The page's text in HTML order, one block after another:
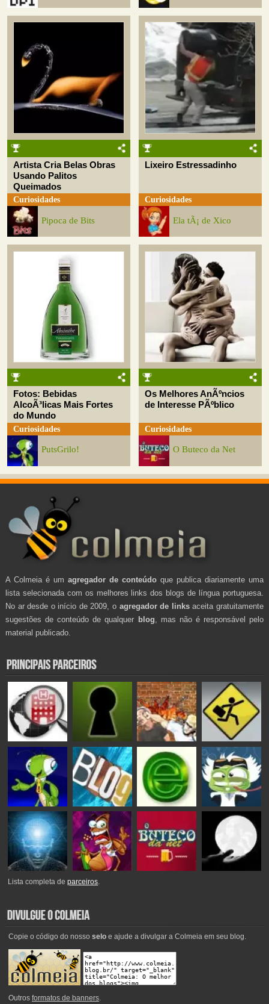
Artista Cria Belas Obras
Usando Palitos
Queimados
Curiosidades
Pipoca de Bits
Lixeiro Estressadinho
Curiosidades
Ela tÃ¡ de Xico
Fotos: Bebidas
AlcoÃ³licas Mais Fortes
do Mundo
Curiosidades
PutsGrilo!
Os Melhores AnÃºncios
de Interesse PÃºblico
Curiosidades
O Buteco da Net
A Colmeia é um agregador de conteúdo que publica diariamente uma
lista selecionada com os melhores links dos blogs de língua portuguesa.
No ar desde o início de 2009, o agregador de linksaceita gratuitamente
sugestões de conteúdo de qualquer blog , mas não é responsável pelo
material publicado.
Lista completa deparceiros.
Copie o código do nosso seloe ajude a divulgar a Colmeia em seu blog.
Outros formatos de banners.